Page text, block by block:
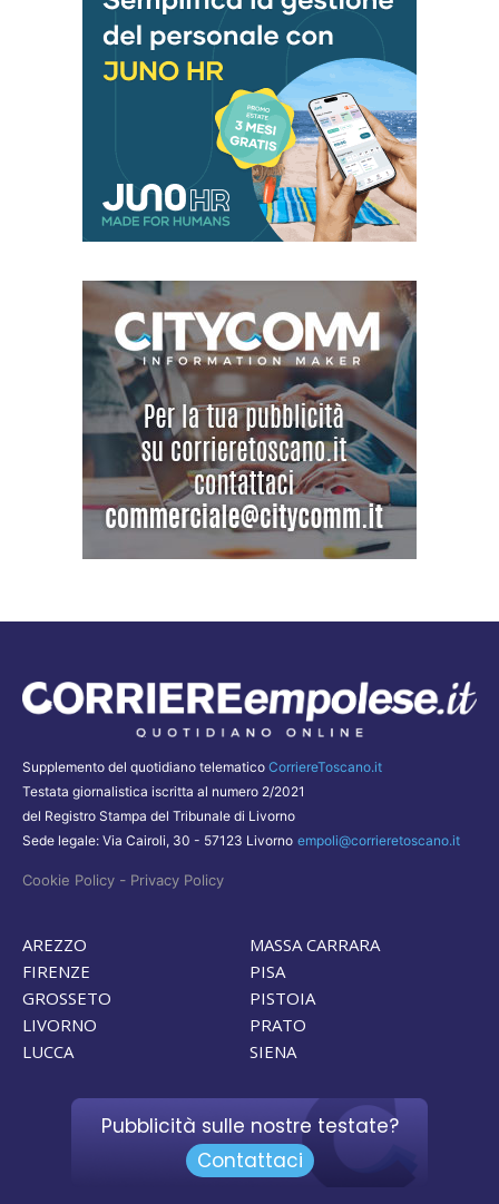
Supplemento del quotidiano telematico CorriereToscano.it
Testata giornalistica iscritta al numero 2/2021
del Registro Stampa del Tribunale di Livorno
Sede legale: Via Cairoli, 30 - 57123 Livorno empoli@corrieretoscano.it
Cookie Policy - Privacy Policy
AREZZO
FIRENZE
GROSSETO
LIVORNO
LUCCA
MASSA CARRARA
PISA
PISTOIA
PRATO
SIENA
Pubblicità sulle nostre testate?
Contattaci